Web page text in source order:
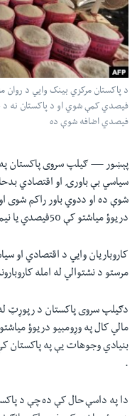
دلته
مخکې
مرکزي
لټون
واوړئ
اداریه
Learning English
FOLLOW US
فیصدي اضافه شوې ده
پېښور — ګیلپ سروی پاکستان
سیاسي بې باورۍ او اقتصادي
دریوؤ میاشتو کې 50فیصدي یا نیمایي کاروبارونه خراب شوي دي.
کاروباریان وایي د اقتصادي او
مرستو د نشتوالي له امله
بنیادي وجوهات یې په پاکستان
.
دا په داسې حال کې ده چې د